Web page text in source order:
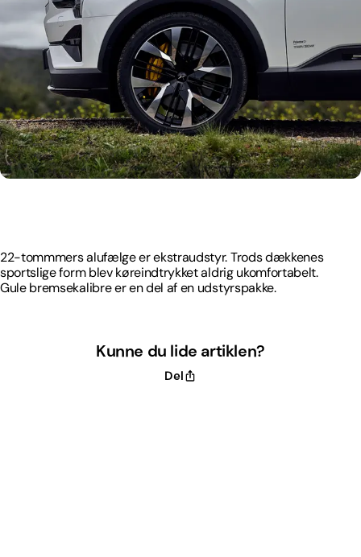
22-tommmers alufælge er ekstraudstyr. Trods dækkenes
sportslige form blev køreindtrykket aldrig ukomfortabelt.
Gule bremsekalibre er en del af en udstyrspakke.
Kunne du lide artiklen?
Del